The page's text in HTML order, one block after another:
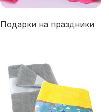
Подарки на праздники